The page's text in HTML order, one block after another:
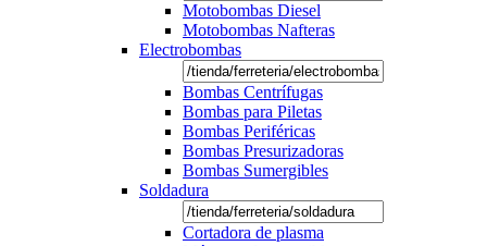
Motobombas Diesel
Motobombas Nafteras
Electrobombas
Bombas Centrífugas
Bombas para Piletas
Bombas Periféricas
Bombas Presurizadoras
Bombas Sumergibles
Soldadura
Cortadora de plasma